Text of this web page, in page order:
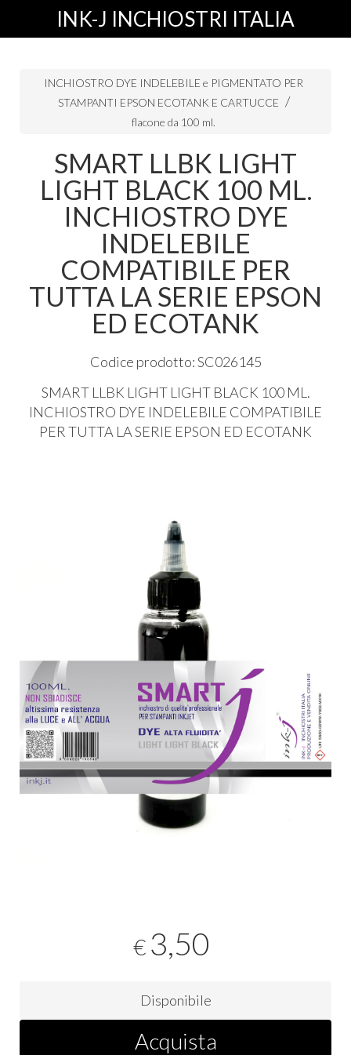
INK-J INCHIOSTRI ITALIA
INCHIOSTRO DYE INDELEBILE e PIGMENTATO PER
STAMPANTI EPSON ECOTANK E CARTUCCE
flacone da 100 ml.
SMART LLBK LIGHT
LIGHT BLACK 100 ML.
INCHIOSTRO DYE
INDELEBILE
COMPATIBILE PER
TUTTA LA SERIE EPSON
ED ECOTANK
Codice prodotto: SC026145
SMART LLBK LIGHT LIGHT BLACK 100 ML.
INCHIOSTRO DYE INDELEBILE COMPATIBILE
PER TUTTA LASERIE EPSON ED ECOTANK
€ 3,50
Disponibile
Acquista